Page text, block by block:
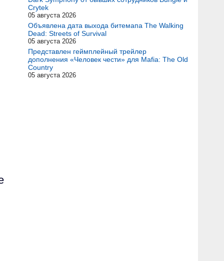
Crytek
05 августа 2026
Объявлена дата выхода битемапа The Walking
Dead: Streets of Survival
05 августа 2026
Представлен геймплейный трейлер
дополнения «Человек чести» для Mafia: The Old
Country
05 августа 2026